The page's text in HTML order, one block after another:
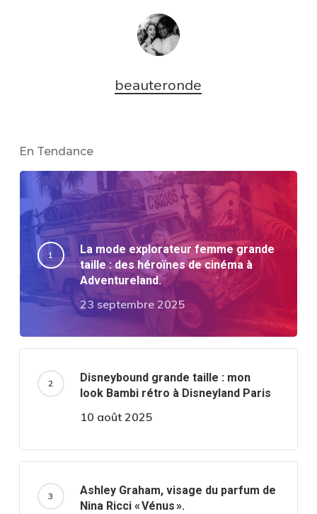
beauteronde
En Tendance
La mode explorateur femme grande
taille : des héroïnes de cinéma à
Adventureland.
23 septembre 2025
Disneybound grande taille : mon
look Bambi rétro à Disneyland Paris
10 août 2025
Ashley Graham, visage du parfum de
Nina Ricci « Vénus ».